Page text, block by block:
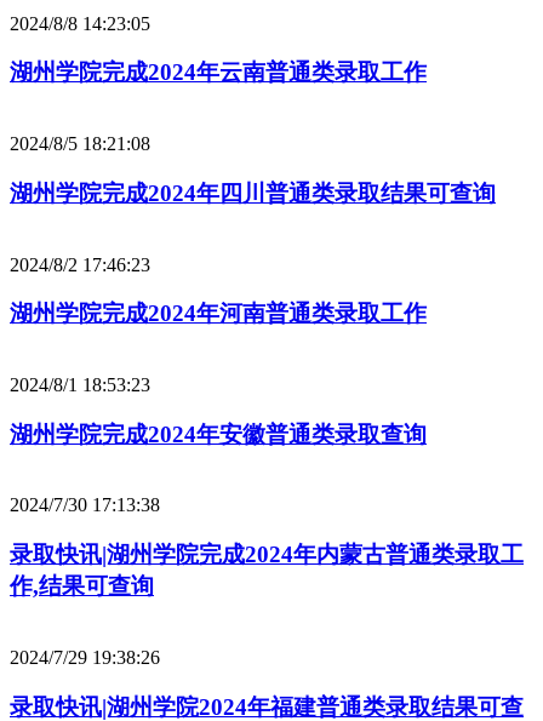
2024/8/8 14:23:05
湖州学院完成2024年云南普通类录取工作
2024/8/5 18:21:08
湖州学院完成2024年四川普通类录取结果可查询
2024/8/2 17:46:23
湖州学院完成2024年河南普通类录取工作
2024/8/1 18:53:23
湖州学院完成2024年安徽普通类录取查询
2024/7/30 17:13:38
录取快讯|湖州学院完成2024年内蒙古普通类录取工
作,结果可查询
2024/7/29 19:38:26
录取快讯|湖州学院2024年福建普通类录取结果可查